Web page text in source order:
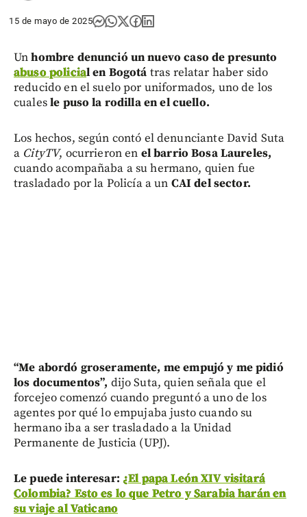
15 de mayo de 2025
Unhombre denunció un nuevo caso de presunto
abuso policial en Bogotá tras relatar haber sido
reducido en el suelo por uniformados, uno de los
cualesle puso la rodilla en el cuello.
Los hechos, según contó el denunciante David Suta
a CityTV, ocurrieron en el barrio Bosa Laureles,
cuando acompañaba a su hermano, quien fue
trasladado por la Policía a un CAI del sector.
“Me abordó groseramente, me empujó y me pidió
los documentos”, dijo Suta, quien señala que el
forcejeo comenzó cuando preguntó a uno de los
agentes por qué lo empujaba justo cuando su
hermano iba a ser trasladado a la Unidad
Permanente de Justicia (UPJ).
Le puede interesar: ¿El papa León XIV visitará
Colombia? Esto es lo que Petro y Sarabia harán en
su viaje al Vaticano